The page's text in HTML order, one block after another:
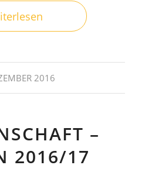
2016
–
2016/17